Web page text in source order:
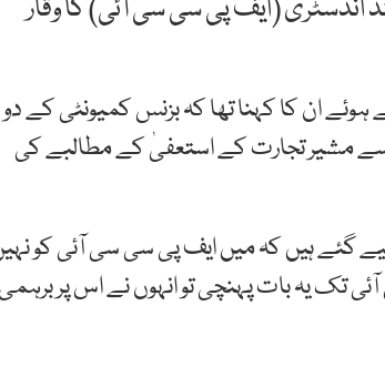
(ایف پی سی سی آئی) کا وقار
ہوئے ان کا کہنا تھا کہ بزنس کمیونٹی کے دو
مشیر تجارت کے استعفیٰ کے مطالبے کی
گئے ہیں کہ میں ایف پی سی سی آئی کو
تک یہ بات پہنچی تو انہوں نے اس پر